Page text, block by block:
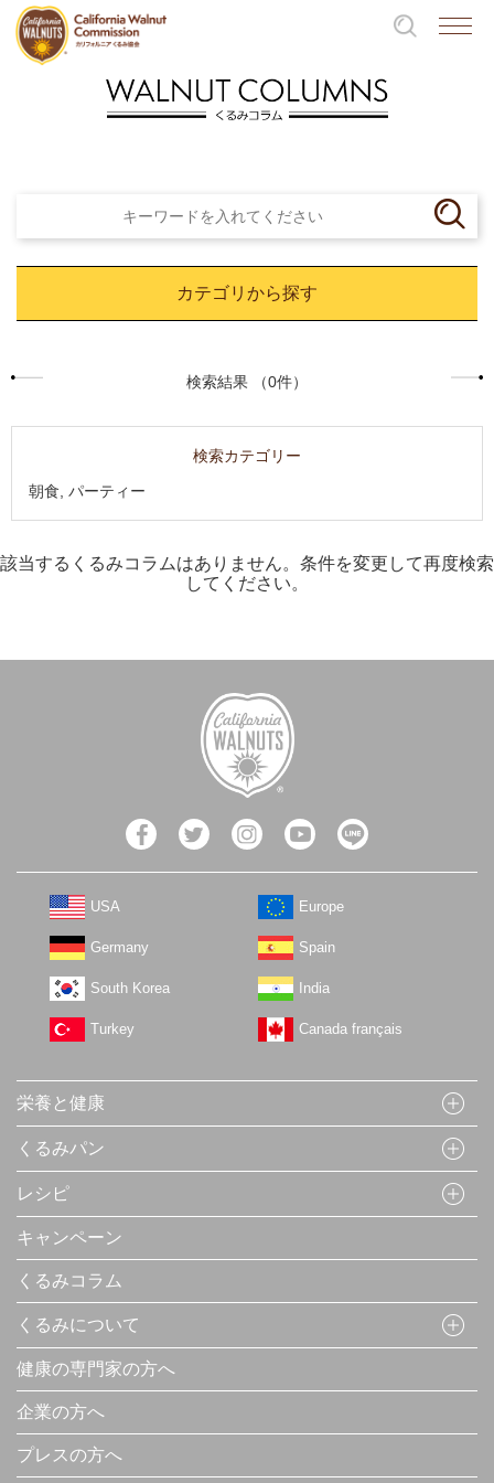
カテゴリから探す
検索結果 （0件）
検索カテゴリー
朝食, パーティー
該当するくるみコラムはありません。条件を変更して再度検索
してください。
USA Europe
Germany Spain
South Korea India
Turkey Canada français
栄養と健康
くるみパン
レシピ
キャンペーン
くるみコラム
くるみについて
健康の専門家の方へ
企業の方へ
プレスの方へ